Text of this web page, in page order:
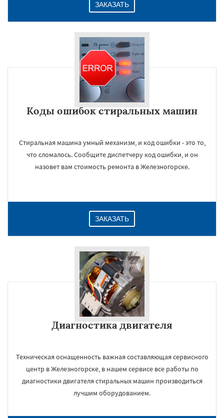
ЗАКАЗАТЬ
Коды ошибок стиральных машин
Стиральная машина умный механизм, и код ошибки - это то,
что сломалось. Сообщите диспетчеру код ошибки, и он
назовет вам стоимость ремонта в Железногорске.
ЗАКАЗАТЬ
Диагностика двигателя
Техническая оснащенность важная составляющая сервисного
центр в Железногорске, в нашем сервисе все работы по
диагностики двигателя стиральных машин производиться
лучшим оборудованием.